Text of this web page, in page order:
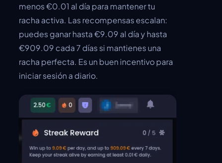
menos €0.01 al día para mantener tu
racha activa. Las recompensas escalan:
puedes ganar hasta €9.09 al día y hasta
€909.09 cada 7 días si mantienes una
racha perfecta. Es un buen incentivo para
iniciar sesión a diario.